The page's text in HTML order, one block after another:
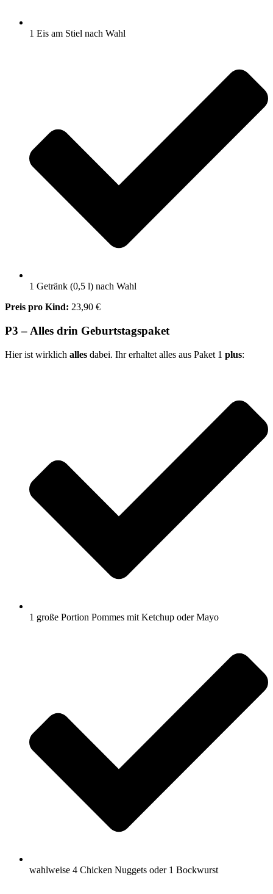
1 Eis am Stiel nach Wahl
1 Getränk (0,5 l) nach Wahl
Preis pro Kind: 23,90 €
P3 – Alles drin Geburtstagspaket
Hier ist wirklich alles dabei. Ihr erhaltet alles aus Paket 1 plus:
1 große Portion Pommes mit Ketchup oder Mayo
wahlweise 4 Chicken Nuggets oder 1 Bockwurst